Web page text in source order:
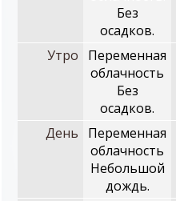
Без
осадков.
Утро
Переменная
облачность
Без
осадков.
День
Переменная
облачность
Небольшой
дождь.